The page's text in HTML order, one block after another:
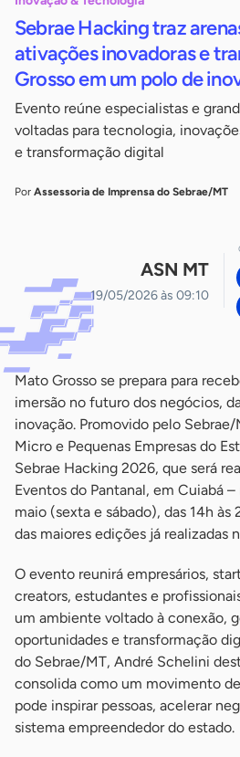
Sebrae Hacking traz
ativações inovadoras e
Grosso em um polo de
Evento reúne especialistas e
voltadas para tecnologia,
e transformação digital
Por Assessoria de Imprensa do Sebrae/MT
ASN MT
19/05/2026 às 09:10
Mato Grosso se prepara para
imersão no futuro dos negócios,
inovação. Promovido pelo
Micro e Pequenas Empresas do
Sebrae Hacking 2026, que será
Eventos do Pantanal, em Cuiabá
maio (sexta e sábado), das 14h
das maiores edições já realizadas
O evento reunirá empresários,
creators, estudantes e
um ambiente voltado à conexão,
oportunidades e transformação
do Sebrae/MT, André Schelini
consolida como um movimento
pode inspirar pessoas, acelerar
sistema empreendedor do estado.